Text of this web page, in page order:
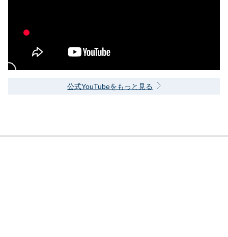
公式YouTubeをもっと見る